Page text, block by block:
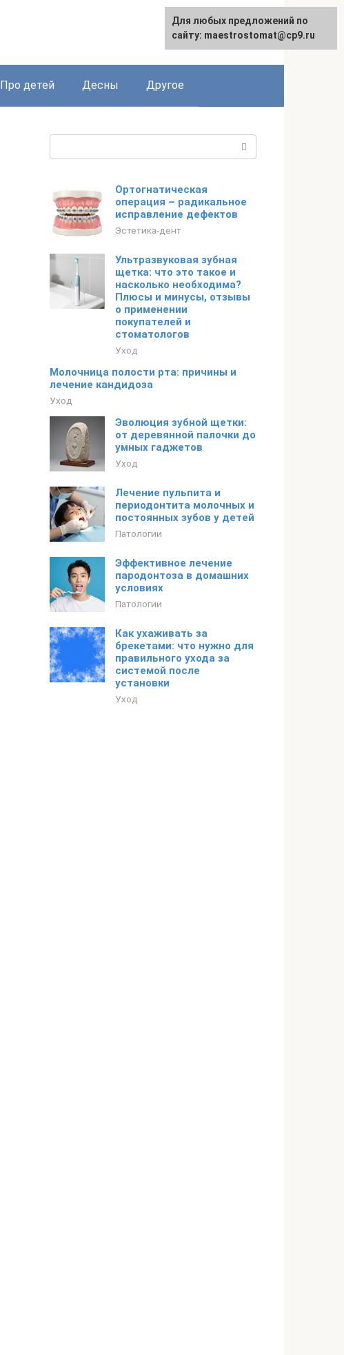
Про детей Десны Другое
Ортогнатическая
операция – радикальное
исправление дефектов
Эстетика-дент
Ультразвуковая зубная
щетка: что это такое и
насколько необходима?
Плюсы и минусы, отзывы
о применении
покупателей и
стоматологов
Уход
Молочница полости рта: причины и
лечение кандидоза
Уход
Эволюция зубной щетки:
от деревянной палочки до
умных гаджетов
Уход
Лечение пульпита и
периодонтита молочных и
постоянных зубов у детей
Патологии
Эффективное лечение
пародонтоза в домашних
условиях
Патологии
Как ухаживать за
брекетами: что нужно для
правильного ухода за
системой после
установки
Уход
Для любых предложений по
сайту: maestrostomat@cp9.ru